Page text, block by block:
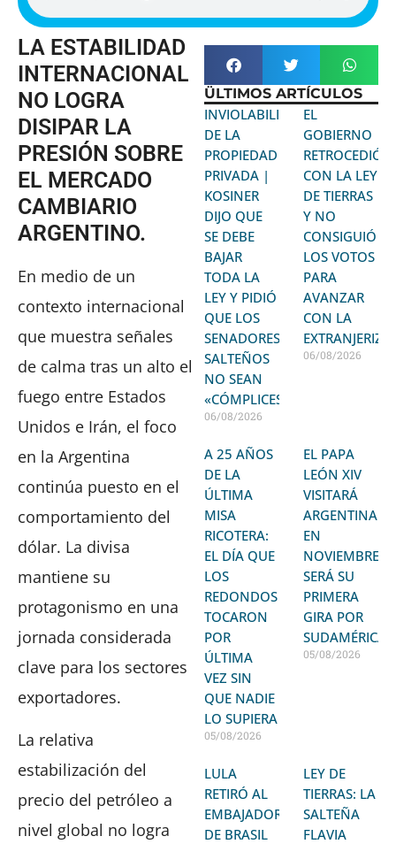
LA ESTABILIDAD
INTERNACIONAL
NO LOGRA
DISIPAR LA
PRESIÓN SOBRE
EL MERCADO
CAMBIARIO
ARGENTINO.
En medio de un
contexto internacional
que muestra señales
de calma tras un alto el
fuego entre Estados
Unidos e Irán, el foco
en la Argentina
continúa puesto en el
comportamiento del
dólar. La divisa
mantiene su
protagonismo en una
jornada considerada
clave para los sectores
exportadores.
La relativa
estabilización del
precio del petróleo a
nivel global no logra
ÜLTIMOS ARTÍCULOS
INVIOLABILIDAD
DE LA
PROPIEDAD
PRIVADA |
KOSINER
DIJO QUE
SE DEBE
BAJAR
TODA LA
LEY Y PIDIÓ
QUE LOS
SENADORES
SALTEÑOS
NO SEAN
«CÓMPLICES»
06/08/2026
EL
GOBIERNO
RETROCEDIÓ
CON LA LEY
DE TIERRAS
Y NO
CONSIGUIÓ
LOS VOTOS
PARA
AVANZAR
CON LA
06/08/2026
A 25 AÑOS
DE LA
ÚLTIMA
MISA
RICOTERA:
EL DÍA QUE
LOS
REDONDOS
TOCARON
POR
ÚLTIMA
VEZ SIN
QUE NADIE
LO SUPIERA
05/08/2026
EL PAPA
LEÓN XIV
VISITARÁ
ARGENTINA
EN
NOVIEMBRE:
SERÁ SU
PRIMERA
GIRA POR
SUDAMÉRICA
05/08/2026
LULA
RETIRÓ AL
EMBAJADOR
DE BRASIL
LEY DE
TIERRAS: LA
SALTEÑA
FLAVIA